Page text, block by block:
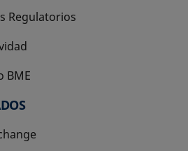
Regulatorios
BME
una pestaña nueva